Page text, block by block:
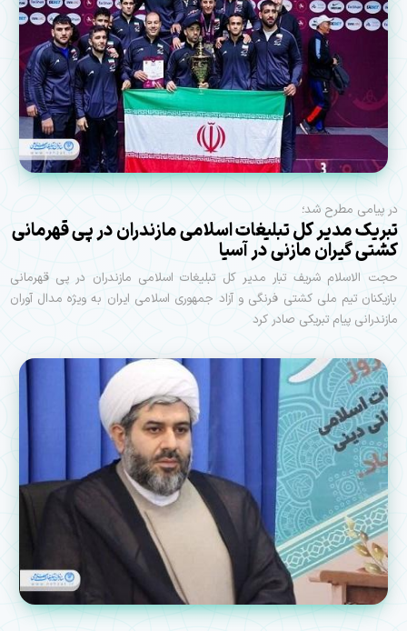
در پیامی مطرح شد؛
تبریک مدیر کل تبلیغات اسلامی مازندران در پی قهرمانی
کشتی گیران مازنی در آسیا
حجت الاسلام شریف تبار مدیر کل تبلیغات اسلامی مازندران در پی قهرمانی
بازیکنان تیم ملی کشتی فرنگی و آزاد جمهوری اسلامی ایران به ویژه مدال آوران
مازندرانی پیام تبریکی صادر کرد